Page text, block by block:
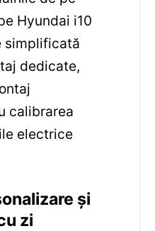
Hyundai i10
simplificată
dedicate,
calibrarea
electrice
și
zi